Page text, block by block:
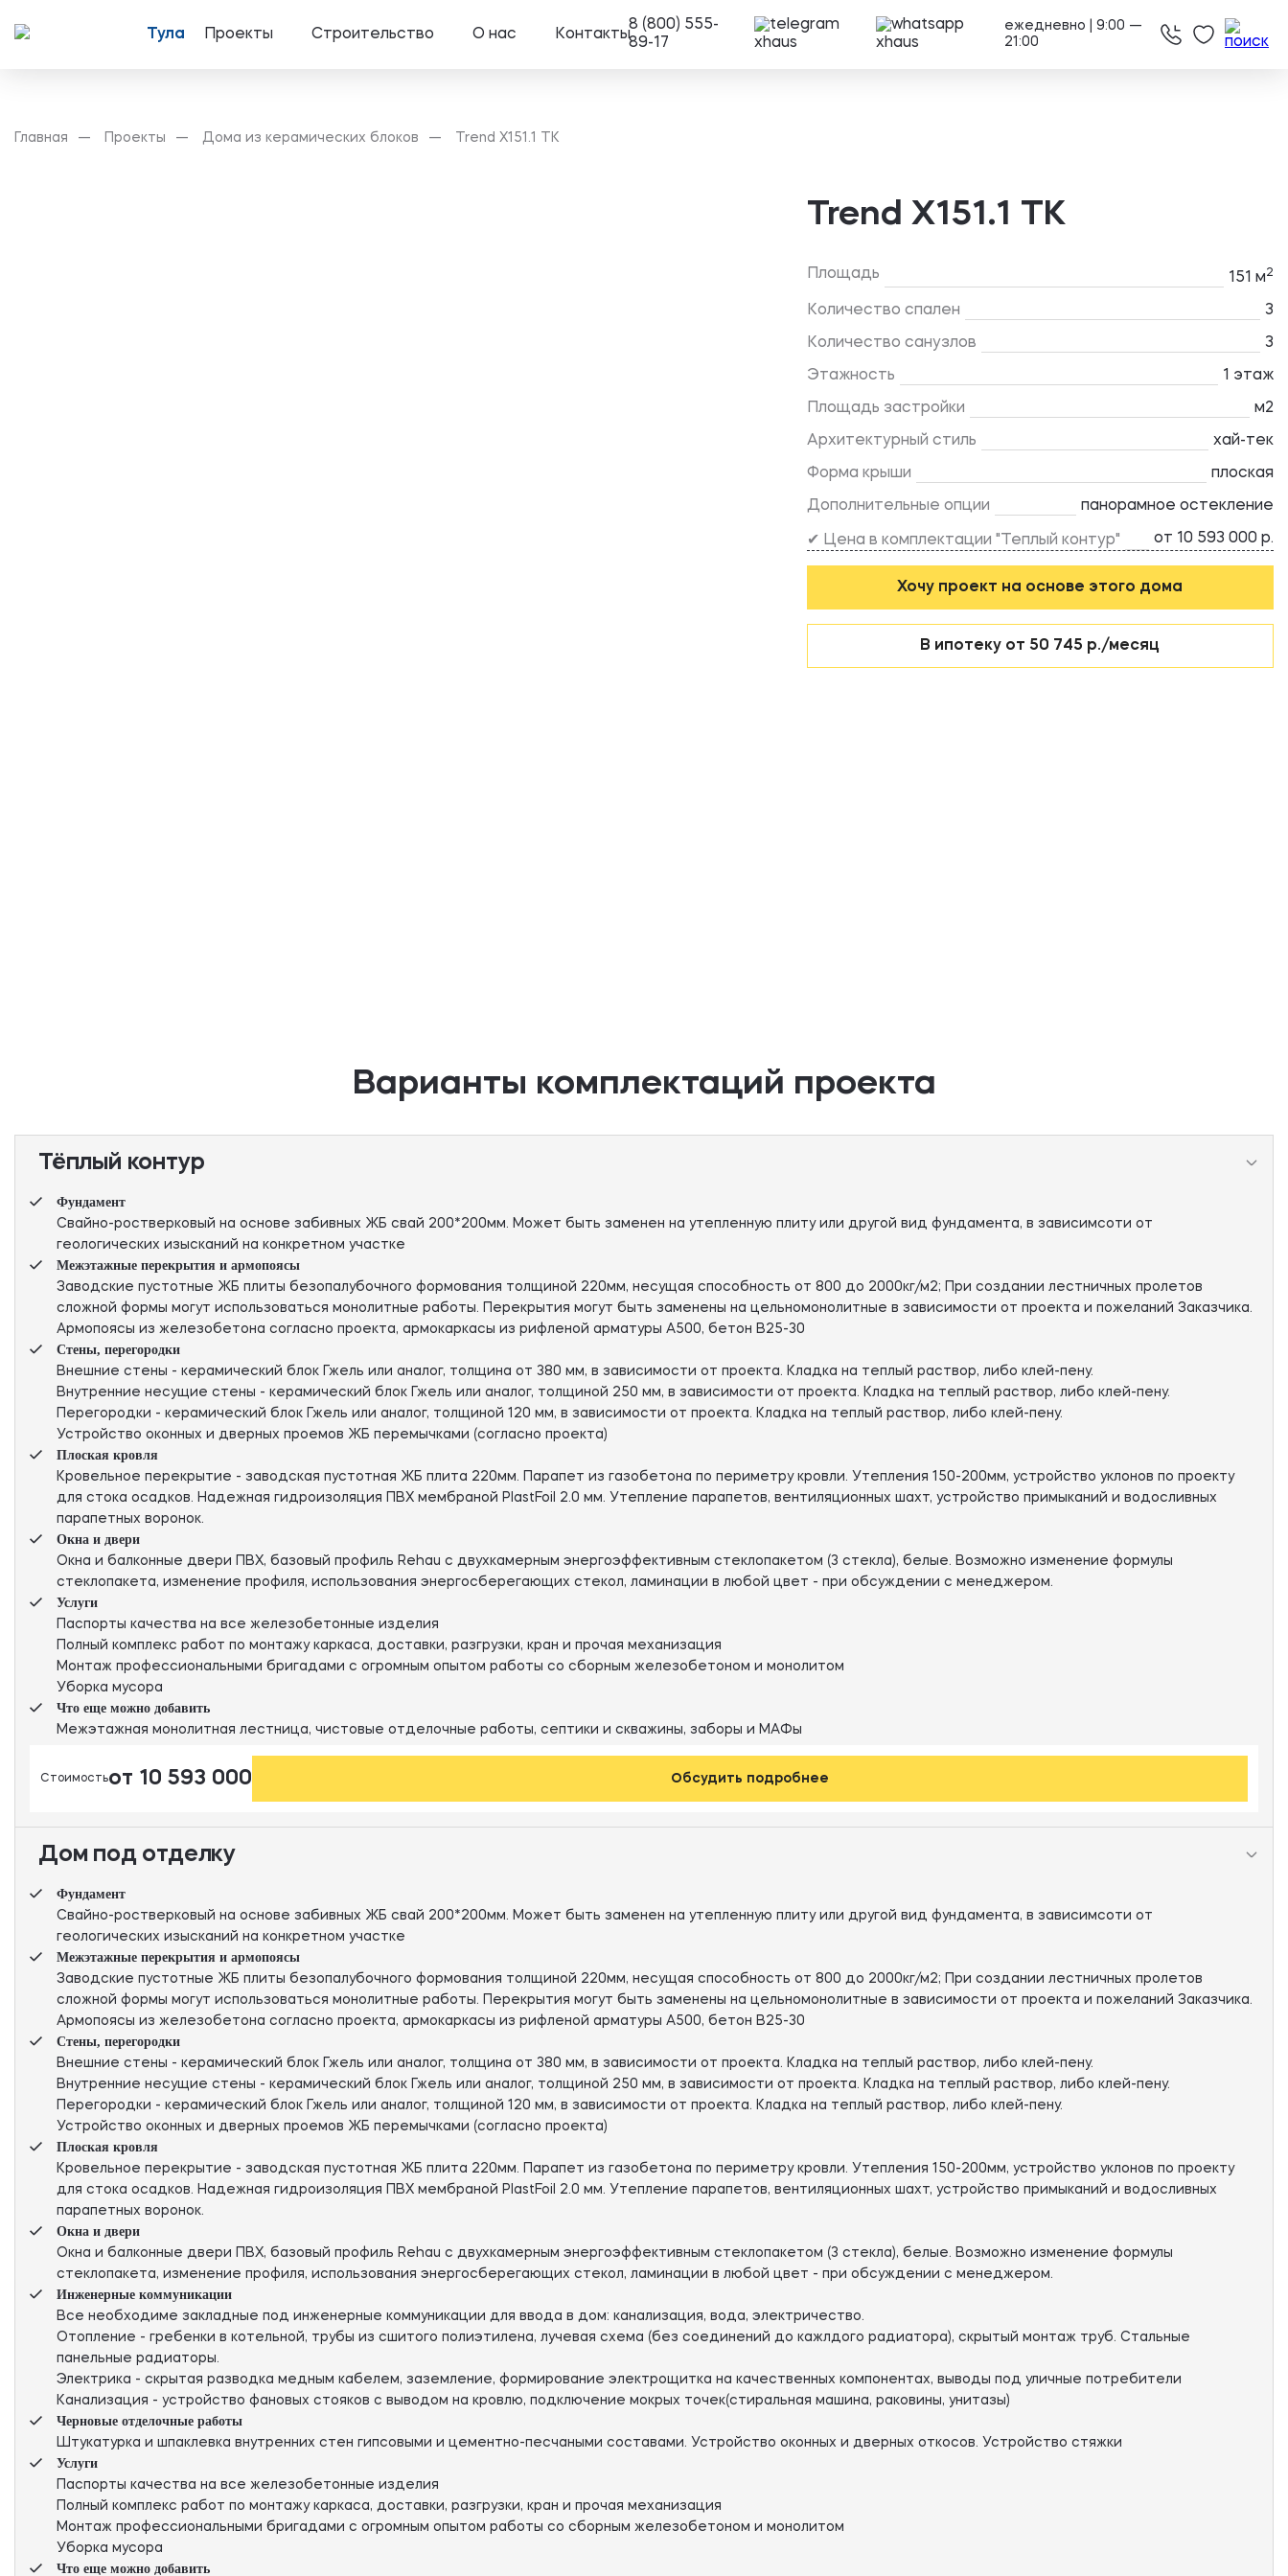
Тула Проекты Строительство О нас Контакты
8 (800) 555-
89-17
ежедневно | 9:00 —
21:00
Главная Проекты Дома из керамических блоков Trend X151.1 TK
Trend X151.1 TK
Площадь 151 м2
Количество спален 3
Количество санузлов 3
Этажность 1 этаж
Площадь застройки м2
Архитектурный стиль хай-тек
Форма крыши плоская
Дополнительные опции панорамное остекление
✔ Цена в комплектации "Теплый контур" от 10 593 000 р.
Хочу проект на основе этого дома
В ипотеку от 50 745 р./месяц
Варианты комплектаций проекта
Тёплый контур
Фундамент
Свайно-ростверковый на основе забивных ЖБ свай 200*200мм. Может быть заменен на утепленную плиту или другой вид фундамента, в зависимсоти от
геологических изысканий на конкретном участке
Межэтажные перекрытия и армопоясы
Заводские пустотные ЖБ плиты безопалубочного формования толщиной 220мм, несущая способность от 800 до 2000кг/м2; При создании лестничных пролетов
сложной формы могут использоваться монолитные работы. Перекрытия могут быть заменены на цельномонолитные в зависимости от проекта и пожеланий Заказчика.
Армопоясы из железобетона согласно проекта, армокаркасы из рифленой арматуры А500, бетон В25-30
Стены, перегородки
Внешние стены - керамический блок Гжель или аналог, толщина от 380 мм, в зависимости от проекта. Кладка на теплый раствор, либо клей-пену.
Внутренние несущие стены - керамический блок Гжель или аналог, толщиной 250 мм, в зависимости от проекта. Кладка на теплый раствор, либо клей-пену.
Перегородки - керамический блок Гжель или аналог, толщиной 120 мм, в зависимости от проекта. Кладка на теплый раствор, либо клей-пену.
Устройство оконных и дверных проемов ЖБ перемычками (согласно проекта)
Плоская кровля
Кровельное перекрытие - заводская пустотная ЖБ плита 220мм. Парапет из газобетона по периметру кровли. Утепления 150-200мм, устройство уклонов по проекту
для стока осадков. Надежная гидроизоляция ПВХ мембраной PlastFoil 2.0 мм. Утепление парапетов, вентиляционных шахт, устройство примыканий и водосливных
парапетных воронок.
Окна и двери
Окна и балконные двери ПВХ, базовый профиль Rehau с двухкамерным энергоэффективным стеклопакетом (3 стекла), белые. Возможно изменение формулы
стеклопакета, изменение профиля, использования энергосберегающих стекол, ламинации в любой цвет - при обсуждении с менеджером.
Услуги
Паспорты качества на все железобетонные изделия
Полный комплекс работ по монтажу каркаса, доставки, разгрузки, кран и прочая механизация
Монтаж профессиональными бригадами с огромным опытом работы со сборным железобетоном и монолитом
Уборка мусора
Что еще можно добавить
Межэтажная монолитная лестница, чистовые отделочные работы, септики и скважины, заборы и МАФы
Стоимостьот 10 593 000 Обсудить подробнее
Дом под отделку
Фундамент
Свайно-ростверковый на основе забивных ЖБ свай 200*200мм. Может быть заменен на утепленную плиту или другой вид фундамента, в зависимсоти от
геологических изысканий на конкретном участке
Межэтажные перекрытия и армопоясы
Заводские пустотные ЖБ плиты безопалубочного формования толщиной 220мм, несущая способность от 800 до 2000кг/м2; При создании лестничных пролетов
сложной формы могут использоваться монолитные работы. Перекрытия могут быть заменены на цельномонолитные в зависимости от проекта и пожеланий Заказчика.
Армопоясы из железобетона согласно проекта, армокаркасы из рифленой арматуры А500, бетон В25-30
Стены, перегородки
Внешние стены - керамический блок Гжель или аналог, толщина от 380 мм, в зависимости от проекта. Кладка на теплый раствор, либо клей-пену.
Внутренние несущие стены - керамический блок Гжель или аналог, толщиной 250 мм, в зависимости от проекта. Кладка на теплый раствор, либо клей-пену.
Перегородки - керамический блок Гжель или аналог, толщиной 120 мм, в зависимости от проекта. Кладка на теплый раствор, либо клей-пену.
Устройство оконных и дверных проемов ЖБ перемычками (согласно проекта)
Плоская кровля
Кровельное перекрытие - заводская пустотная ЖБ плита 220мм. Парапет из газобетона по периметру кровли. Утепления 150-200мм, устройство уклонов по проекту
для стока осадков. Надежная гидроизоляция ПВХ мембраной PlastFoil 2.0 мм. Утепление парапетов, вентиляционных шахт, устройство примыканий и водосливных
парапетных воронок.
Окна и двери
Окна и балконные двери ПВХ, базовый профиль Rehau с двухкамерным энергоэффективным стеклопакетом (3 стекла), белые. Возможно изменение формулы
стеклопакета, изменение профиля, использования энергосберегающих стекол, ламинации в любой цвет - при обсуждении с менеджером.
Инженерные коммуникации
Все необходиме закладные под инженерные коммуникации для ввода в дом: канализация, вода, электричество.
Отопление - гребенки в котельной, трубы из сшитого полиэтилена, лучевая схема (без соединений до кажлдого радиатора), скрытый монтаж труб. Стальные
панельные радиаторы.
Электрика - скрытая разводка медным кабелем, заземление, формирование электрощитка на качественных компонентах, выводы под уличные потребители
Канализация - устройство фановых стояков с выводом на кровлю, подключение мокрых точек(стиральная машина, раковины, унитазы)
Черновые отделочные работы
Штукатурка и шпаклевка внутренних стен гипсовыми и цементно-песчаными составами. Устройство оконных и дверных откосов. Устройство стяжки
Услуги
Паспорты качества на все железобетонные изделия
Полный комплекс работ по монтажу каркаса, доставки, разгрузки, кран и прочая механизация
Монтаж профессиональными бригадами с огромным опытом работы со сборным железобетоном и монолитом
Уборка мусора
Что еще можно добавить